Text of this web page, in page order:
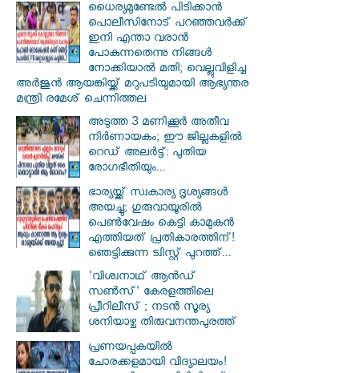
ധൈര്യമുണ്ടേൽ പിടിക്കാൻ
പൊലീസിനോട് പറഞ്ഞവർക്ക്
ഇനി എന്താ വരാൻ
പോകുന്നതെന്നു നിങ്ങൾ
നോക്കിയാൽ മതി; വെല്ലുവിളിച്ച
അർജുൻ ആയങ്കിയ്ക്ക് മറുപടിയുമായി ആഭ്യന്തര
മന്ത്രി രമേശ് ചെന്നിത്തല
അടുത്ത 3 മണിക്കൂർ അതീവ
നിർണായകം; ഈ ജില്ലകളിൽ
റെഡ് അലർട്ട്: പുതിയ
രോഗഭീതിയും...
ഭാര്യയ്ക്ക് സ്വകാര്യ ദൃശ്യങ്ങൾ
അയച്ചു; ഗുരുവായൂരിൽ
പെൺവേഷം കെട്ടി കാമുകൻ
എത്തിയത് പ്രതികാരത്തിന്!
ഞെട്ടിക്കുന്ന ട്വിസ്റ്റ് പുറത്ത്...
'വിശ്വനാഥ് ആന്‍ഡ്
സണ്‍സ്' കേരളത്തിലെ
പ്രീറിലീസ് ; നടന്‍ സൂര്യ
ശനിയാഴ്ച തിരുവനന്തപുരത്ത്
പ്രണയപ്പകയിൽ
ചോരക്കളമായി വിദ്യാലയം!